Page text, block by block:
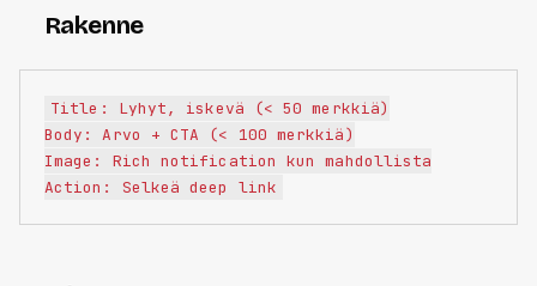
Rakenne
Title: Lyhyt, iskevä (< 50 merkkiä)
Body: Arvo + CTA (< 100 merkkiä)
Image: Rich notification kun mahdollista